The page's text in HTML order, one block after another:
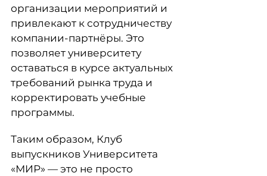
организации мероприятий и
привлекают к сотрудничеству
компании-партнёры. Это
позволяет университету
оставаться в курсе актуальных
требований рынка труда и
корректировать учебные
программы.
Таким образом, Клуб
выпускников Университета
«МИР» — это не просто